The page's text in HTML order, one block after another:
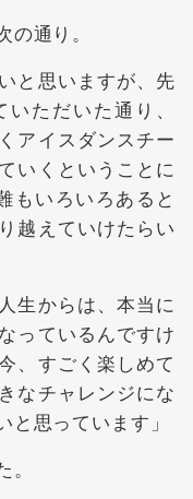
通り。
と思いますが、先
ただいた通り、
アイスダンスチー
いくということに
もいろいろあると
越えていけたらい
生からは、本当に
っているんですけ
、すごく楽しめて
なチャレンジにな
思っています」